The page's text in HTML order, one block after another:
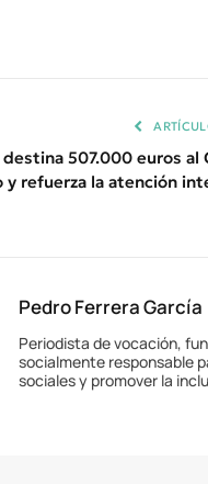
destina 507.000 euros al
y refuerza la atención
Pedro Ferrera García
Periodista de vocación,
socialmente responsable
sociales y promover la